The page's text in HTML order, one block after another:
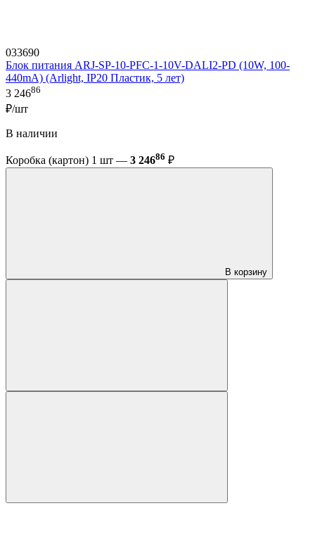
033690
Блок питания ARJ-SP-10-PFC-1-10V-DALI2-PD (10W, 100-
440mA) (Arlight, IP20 Пластик, 5 лет)
3 24686
₽/шт
В наличии
Коробка (картон) 1 шт — 3 24686 ₽
В корзину